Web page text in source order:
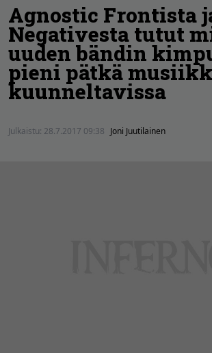
Agnostic Frontista
Negativesta tutut
uuden bändin
pieni pätkä
kuunneltavissa
Julkaistu: 28.7.2017 09:38 Joni Juutilainen